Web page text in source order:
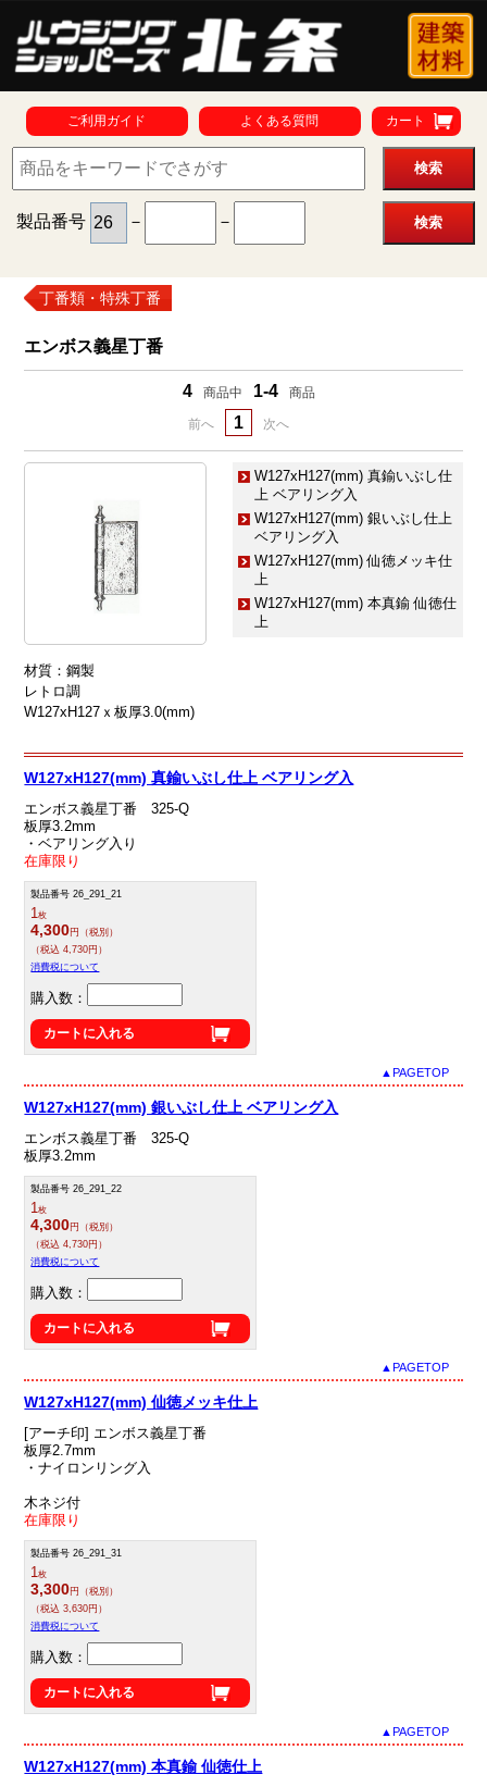
ご利用ガイド よくある質問 カート
製品番号 － －
丁番類・特殊丁番
エンボス義星丁番
4 商品中 1-4 商品
前へ 1 次へ
W127xH127(mm) 真鍮いぶし仕
上 ベアリング入
W127xH127(mm) 銀いぶし仕上
ベアリング入
W127xH127(mm) 仙徳メッキ仕
上
W127xH127(mm) 本真鍮 仙徳仕
上
材質：鋼製
レトロ調
W127xH127ｘ板厚3.0(mm)
W127xH127(mm) 真鍮いぶし仕上 ベアリング入
エンボス義星丁番 325-Q
板厚3.2mm
・ベアリング入り
在庫限り
製品番号 26_291_21
1枚
4,300円（税別）
（税込 4,730円）
消費税について
購入数：
カートに入れる
▲PAGETOP
W127xH127(mm) 銀いぶし仕上 ベアリング入
エンボス義星丁番 325-Q
板厚3.2mm
製品番号 26_291_22
1枚
4,300円（税別）
（税込 4,730円）
消費税について
購入数：
カートに入れる
▲PAGETOP
W127xH127(mm) 仙徳メッキ仕上
[アーチ印] エンボス義星丁番
板厚2.7mm
・ナイロンリング入
木ネジ付
在庫限り
製品番号 26_291_31
1枚
3,300円（税別）
（税込 3,630円）
消費税について
購入数：
カートに入れる
▲PAGETOP
W127xH127(mm) 本真鍮 仙徳仕上